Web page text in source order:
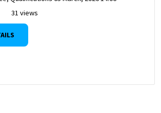
31 views